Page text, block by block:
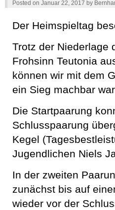
Posted on Januar 22, 2017 by
Der Heimspieltag
Trotz der Niederlage
Frohsinn Teutonia
können wir mit dem
ein Sieg machbar
Die Startpaarung
Schlusspaarung
Kegel
Jugendlichen Niels
In der zweiten
zunächst bis auf
wieder vor der